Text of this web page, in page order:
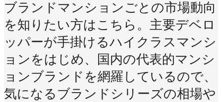
ブランドマンションごとの市場動向
を知りたい方はこちら。主要デベロ
ッパーが手掛けるハイクラスマンシ
ョンをはじめ、国内の代表的マンシ
ョンブランドを網羅しているので、
気になるブランドシリーズの相場や